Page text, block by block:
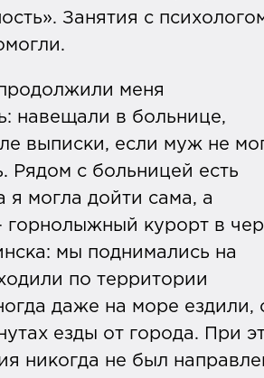
Занятия с
меня
навещали в больнице,
выписки, если муж не
Рядом с больницей есть
я могла дойти сама, а
горнолыжный курорт в
мы поднимались на
по территории
даже на море ездили,
езды от города. При
никогда не был